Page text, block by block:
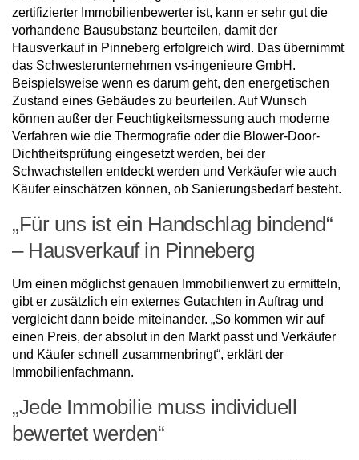
zertifizierter Immobilienbewerter ist, kann er sehr gut die
vorhandene Bausubstanz beurteilen, damit der
Hausverkauf in Pinneberg erfolgreich wird. Das übernimmt
das Schwesterunternehmen vs-ingenieure GmbH.
Beispielsweise wenn es darum geht, den energetischen
Zustand eines Gebäudes zu beurteilen. Auf Wunsch
können außer der Feuchtigkeitsmessung auch moderne
Verfahren wie die Thermografie oder die Blower-Door-
Dichtheitsprüfung eingesetzt werden, bei der
Schwachstellen entdeckt werden und Verkäufer wie auch
Käufer einschätzen können, ob Sanierungsbedarf besteht.
„Für uns ist ein Handschlag bindend“
– Hausverkauf in Pinneberg
Um einen möglichst genauen Immobilienwert zu ermitteln,
gibt er zusätzlich ein externes Gutachten in Auftrag und
vergleicht dann beide miteinander. „So kommen wir auf
einen Preis, der absolut in den Markt passt und Verkäufer
und Käufer schnell zusammenbringt“, erklärt der
Immobilienfachmann.
„Jede Immobilie muss individuell
bewertet werden“